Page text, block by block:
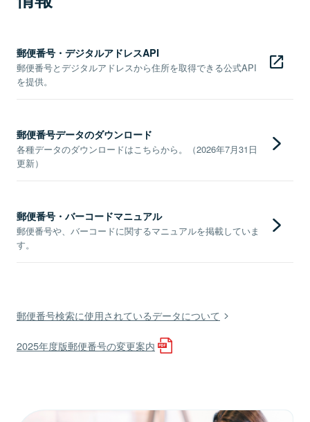
郵便番号・デジタルアドレスAPI
郵便番号とデジタルアドレスから住所を取得できる公式API
を提供。
郵便番号データのダウンロード
各種データのダウンロードはこちらから。（2026年7月31日
更新）
郵便番号・バーコードマニュアル
郵便番号や、バーコードに関するマニュアルを掲載していま
す。
郵便番号検索に使用されているデータについて
2025年度版郵便番号の変更案内